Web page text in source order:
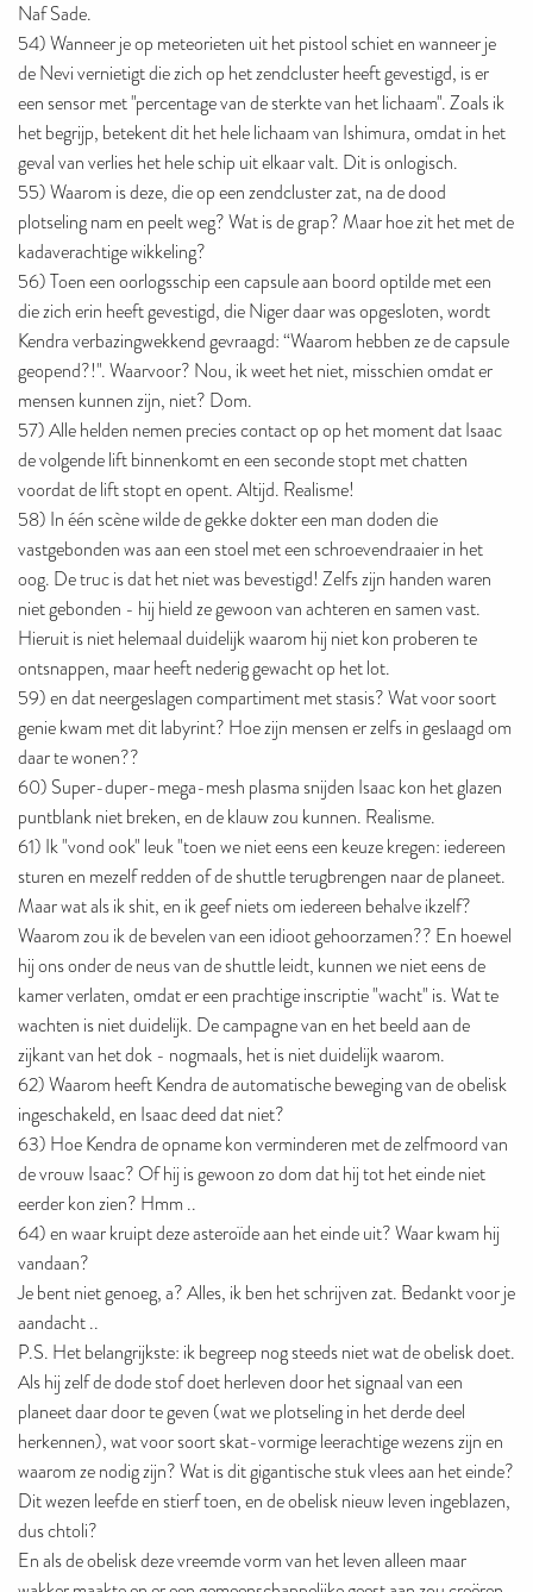
Naf Sade.
54) Wanneer je op meteorieten uit het pistool schiet en wanneer je
de Nevi vernietigt die zich op het zendcluster heeft gevestigd, is er
een sensor met "percentage van de sterkte van het lichaam". Zoals ik
het begrijp, betekent dit het hele lichaam van Ishimura, omdat in het
geval van verlies het hele schip uit elkaar valt. Dit is onlogisch.
55) Waarom is deze, die op een zendcluster zat, na de dood
plotseling nam en peelt weg? Wat is de grap? Maar hoe zit het met de
kadaverachtige wikkeling?
56) Toen een oorlogsschip een capsule aan boord optilde met een
die zich erin heeft gevestigd, die Niger daar was opgesloten, wordt
Kendra verbazingwekkend gevraagd: “Waarom hebben ze de capsule
geopend?!". Waarvoor? Nou, ik weet het niet, misschien omdat er
mensen kunnen zijn, niet? Dom.
57) Alle helden nemen precies contact op op het moment dat Isaac
de volgende lift binnenkomt en een seconde stopt met chatten
voordat de lift stopt en opent. Altijd. Realisme!
58) In één scène wilde de gekke dokter een man doden die
vastgebonden was aan een stoel met een schroevendraaier in het
oog. De truc is dat het niet was bevestigd! Zelfs zijn handen waren
niet gebonden - hij hield ze gewoon van achteren en samen vast.
Hieruit is niet helemaal duidelijk waarom hij niet kon proberen te
ontsnappen, maar heeft nederig gewacht op het lot.
59) en dat neergeslagen compartiment met stasis? Wat voor soort
genie kwam met dit labyrint? Hoe zijn mensen er zelfs in geslaagd om
daar te wonen??
60) Super-duper-mega-mesh plasma snijden Isaac kon het glazen
puntblank niet breken, en de klauw zou kunnen. Realisme.
61) Ik "vond ook" leuk "toen we niet eens een keuze kregen: iedereen
sturen en mezelf redden of de shuttle terugbrengen naar de planeet.
Maar wat als ik shit, en ik geef niets om iedereen behalve ikzelf?
Waarom zou ik de bevelen van een idioot gehoorzamen?? En hoewel
hij ons onder de neus van de shuttle leidt, kunnen we niet eens de
kamer verlaten, omdat er een prachtige inscriptie "wacht" is. Wat te
wachten is niet duidelijk. De campagne van en het beeld aan de
zijkant van het dok - nogmaals, het is niet duidelijk waarom.
62) Waarom heeft Kendra de automatische beweging van de obelisk
ingeschakeld, en Isaac deed dat niet?
63) Hoe Kendra de opname kon verminderen met de zelfmoord van
de vrouw Isaac? Of hij is gewoon zo dom dat hij tot het einde niet
eerder kon zien? Hmm ..
64) en waar kruipt deze asteroïde aan het einde uit? Waar kwam hij
vandaan?
Je bent niet genoeg, a? Alles, ik ben het schrijven zat. Bedankt voor je
aandacht ..
P.S. Het belangrijkste: ik begreep nog steeds niet wat de obelisk doet.
Als hij zelf de dode stof doet herleven door het signaal van een
planeet daar door te geven (wat we plotseling in het derde deel
herkennen), wat voor soort skat-vormige leerachtige wezens zijn en
waarom ze nodig zijn? Wat is dit gigantische stuk vlees aan het einde?
Dit wezen leefde en stierf toen, en de obelisk nieuw leven ingeblazen,
dus chtoli?
En als de obelisk deze vreemde vorm van het leven alleen maar